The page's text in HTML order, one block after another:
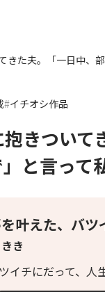
きた夫。「一日中
イチオシ作品
きついて
と言っ
叶えた、バツ
き
イチにだって、人